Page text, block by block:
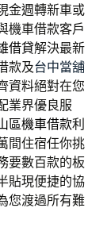
金週轉新車或
機車借款客戶
借貸解決最新
款及台中當舖
資料絕對在您
業界優良服
區機車借款利
間住宿任你挑
要數百款的板
貼現便捷的協
您渡過所有難